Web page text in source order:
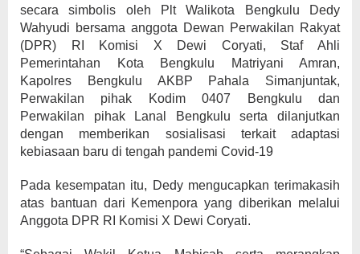
secara simbolis oleh Plt Walikota Bengkulu Dedy
Wahyudi bersama anggota Dewan Perwakilan Rakyat
(DPR) RI Komisi X Dewi Coryati, Staf Ahli
Pemerintahan Kota Bengkulu Matriyani Amran,
Kapolres Bengkulu AKBP Pahala Simanjuntak,
Perwakilan pihak Kodim 0407 Bengkulu dan
Perwakilan pihak Lanal Bengkulu serta dilanjutkan
dengan memberikan sosialisasi terkait adaptasi
kebiasaan baru di tengah pandemi Covid-19
Pada kesempatan itu, Dedy mengucapkan terimakasih
atas bantuan dari Kemenpora yang diberikan melalui
Anggota DPR RI Komisi X Dewi Coryati.